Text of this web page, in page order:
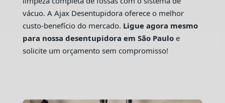
vácuo. A Ajax Desentupidora oferece o melhor
custo-benefício do mercado. Ligue agora mesmo
para nossa desentupidora em São Pauloe
solicite um orçamento sem compromisso!